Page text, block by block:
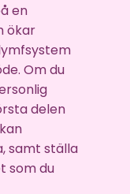
en
ökar
Om du
delen
samt ställa
som du